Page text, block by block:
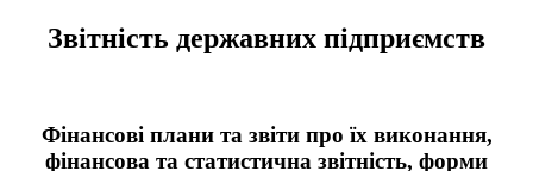
Звітність державних підприємств
Фінансові плани та звіти про їх виконання,
фінансова та статистична звітність, форми